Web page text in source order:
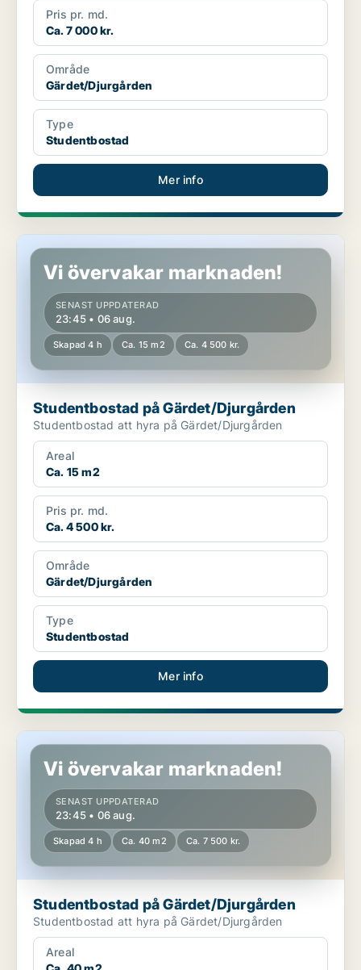
Pris pr. md.
Ca. 7 000 kr.
Område
Gärdet/Djurgården
Type
Studentbostad
Mer info
Studentbostad på Gärdet/Djurgården
Vi övervakar marknaden!
SENAST UPPDATERAD
23:45 • 06 aug.
Skapad 4 h Ca. 15 m2 Ca. 4 500 kr.
Studentbostad på Gärdet/Djurgården
Studentbostad att hyra på Gärdet/Djurgården
Areal
Ca. 15 m2
Pris pr. md.
Ca. 4 500 kr.
Område
Gärdet/Djurgården
Type
Studentbostad
Mer info
Studentbostad på Gärdet/Djurgården
Vi övervakar marknaden!
SENAST UPPDATERAD
23:45 • 06 aug.
Skapad 4 h Ca. 40 m2 Ca. 7 500 kr.
Studentbostad på Gärdet/Djurgården
Studentbostad att hyra på Gärdet/Djurgården
Areal